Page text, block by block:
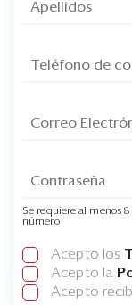
Se requiere al menos
número
Acepto los
Acepto la
Acepto